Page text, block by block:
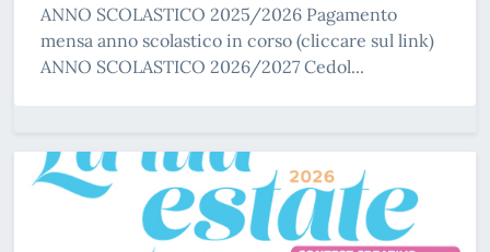
ANNO SCOLASTICO 2025/2026 Pagamento
mensa anno scolastico in corso (cliccare sul link)
ANNO SCOLASTICO 2026/2027 Cedol...